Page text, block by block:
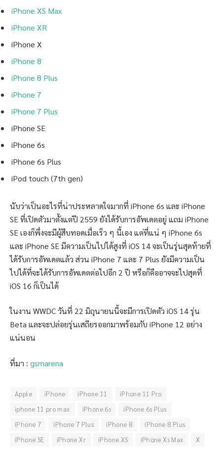
iPhone XS Max
iPhone XR
iPhone X
iPhone 8
iPhone 8 Plus
iPhone 7
iPhone 7 Plus
iPhone SE
iPhone 6s
iPhone 6s Plus
iPod touch (7th gen)
นับว่าเป็นอะไรที่น่าประหลาดใจมากที่ iPhone 6s และ iPhone
SE ที่เปิดตัวมาตั้งแต่ปี 2559 ยังได้รับการอัพเดตอยู่ แถม iPhone
SE เองก็พึ่งจะมีผู้สืบทอดเมื่อเร็ว ๆ นี้เอง แต่ที่แน่ ๆ iPhone 6s
และ iPhone SE มีความเป็นไปได้สูงที่ iOS 14 จะเป็นรุ่นสุดท้ายที่
ได้รับการอัพเดตแล้ว ส่วน iPhone 7 และ 7 Plus ยังมีความเป็น
ไปได้ที่จะได้รับการอัพเดตต่อไปอีก 2 ปี หรือก็คืออาจจะไปสุดที่
iOS 16 ก็เป็นได้
ในงาน WWDC วันที่ 22 มิถุนายนนี้จะมีการเปิดตัว iOS 14 รุ่น
Beta และจะปล่อยรุ่นเสถียรออกมาพร้อมกับ iPhone 12 อย่าง
แน่นอน
ที่มา : gsmarena
Apple iPhone iPhone 11
iPhone 11 Pro
iphone 11 pro max
iPhone 6s
iPhone 6s Plus
iPhone 7
iPhone 7 Plus iPhone 8
iPhone 8 Plus
iPhone SE
iPhone Xr iPhone XS iPhone Xs Max X